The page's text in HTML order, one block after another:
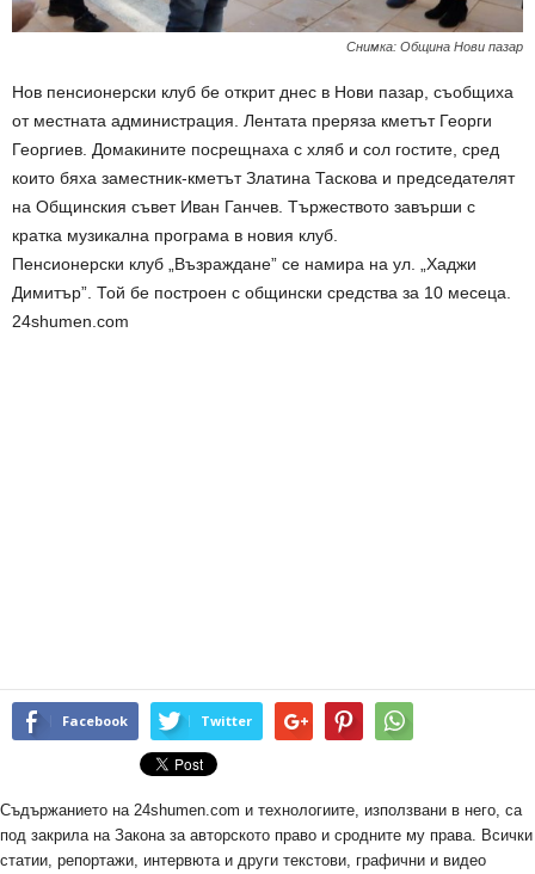
Снимка: Община Нови пазар
Нов пенсионерски клуб бе открит днес в Нови пазар, съобщиха
от местната администрация. Лентата преряза кметът Георги
Георгиев. Домакините посрещнаха с хляб и сол гостите, сред
които бяха заместник-кметът Златина Таскова и председателят
на Общинския съвет Иван Ганчев. Тържеството завърши с
кратка музикална програма в новия клуб.
Пенсионерски клуб „Възраждане” се намира на ул. „Хаджи
Димитър”. Той бе построен с общински средства за 10 месеца.
24shumen.com
Facebook Twitter
Съдържанието на 24shumen.com и технологиите, използвани в него, са
под закрила на Закона за авторското право и сродните му права. Всички
статии, репортажи, интервюта и други текстови, графични и видео